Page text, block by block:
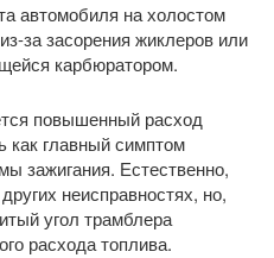
автомобиля на холостом
за засорения жиклеров или
карбюратором.
повышенный расход
как главный симптом
зажигания. Естественно,
неисправностях, но,
угол трамблера
расхода топлива.